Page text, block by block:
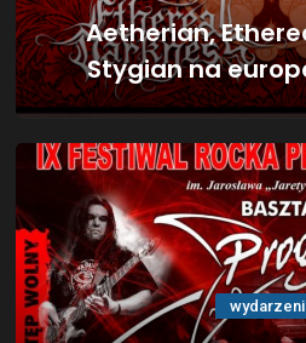
Aetherian,
Stygian na